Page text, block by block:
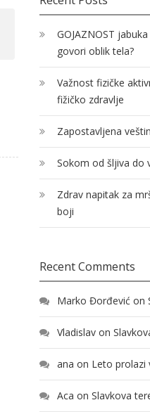
GOJAZNOST
govori oblik tela?
Važnost fizičke
fižičko zdravlje
Zapostavljena
Sokom od šljiva do
Zdrav napitak za
boji
Recent Comments
Marko Đorđević on
Vladislav on
ana on Leto prolazi
Aca on Slavkova